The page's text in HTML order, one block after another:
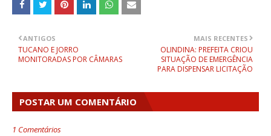
MAIS RECENTES
OLINDINA: PREFEITA CRIOU
SITUAÇÃO DE EMERGÊNCIA
PARA DISPENSAR LICITAÇÃO
ANTIGOS
TUCANO E JORRO
MONITORADAS POR CÂMARAS
POSTAR UM COMENTÁRIO
1 Comentários